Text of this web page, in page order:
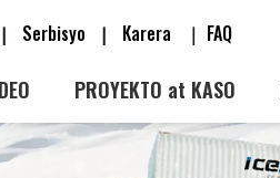
Serbisyo | Karera ｜ FAQ
PROYEKTO at KASO